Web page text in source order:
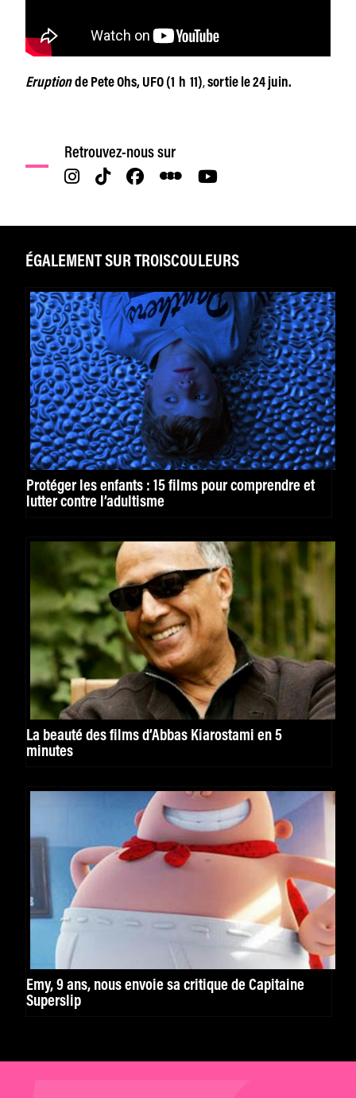
Eruption de Pete Ohs, UFO (1 h 11),sortie le 24 juin.
Retrouvez-nous sur
ÉGALEMENT SUR TROISCOULEURS
Protéger les enfants : 15 films pour comprendre et
lutter contre l’adultisme
La beauté des films d’Abbas Kiarostami en 5
minutes
Emy, 9 ans, nous envoie sa critique de Capitaine
Superslip